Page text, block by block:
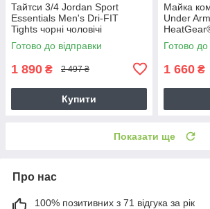
Тайтси 3/4 Jordan Sport
Essentials Men's Dri-FIT
Tights чорні чоловічі
баскетбольні (IF0899-010)
Готово до відправки
1 890 ₴ 2 497 ₴
Купити
Майка
Under
Shirt
Готово до
1 660 ₴
Показати ще
Про нас
100% позитивних з 71 відгука за рік